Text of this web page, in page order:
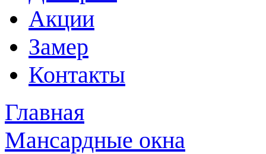
Акции
Замер
Контакты
Главная
Мансардные окна